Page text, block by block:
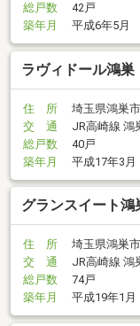
総戸数
42戸
築年月
平成6年5月
ラヴィドール鴻巣
住 所
埼玉県鴻巣
交 通
JR高崎線 鴻
総戸数
40戸
築年月
平成17年3月
グランスイート鴻
住 所
埼玉県鴻巣
交 通
JR高崎線 鴻
総戸数
74戸
築年月
平成19年1月